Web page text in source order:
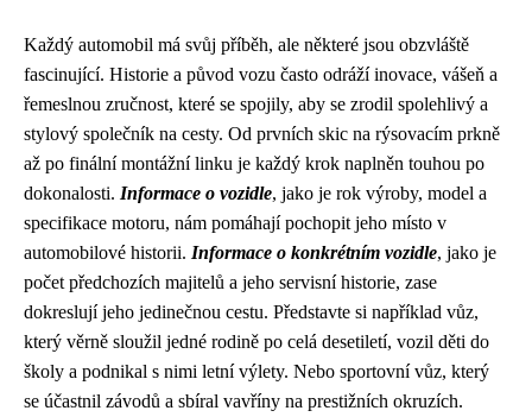
Každý automobil má svůj příběh, ale některé jsou obzvláště
fascinující. Historie a původ vozu často odráží inovace, vášeň a
řemeslnou zručnost, které se spojily, aby se zrodil spolehlivý a
stylový společník na cesty. Od prvních skic na rýsovacím prkně
až po finální montážní linku je každý krok naplněn touhou po
dokonalosti. Informace o vozidle, jako je rok výroby, model a
specifikace motoru, nám pomáhají pochopit jeho místo v
automobilové historii. Informace o konkrétním vozidle, jako je
počet předchozích majitelů a jeho servisní historie, zase
dokreslují jeho jedinečnou cestu. Představte si například vůz,
který věrně sloužil jedné rodině po celá desetiletí, vozil děti do
školy a podnikal s nimi letní výlety. Nebo sportovní vůz, který
se účastnil závodů a sbíral vavříny na prestižních okruzích.